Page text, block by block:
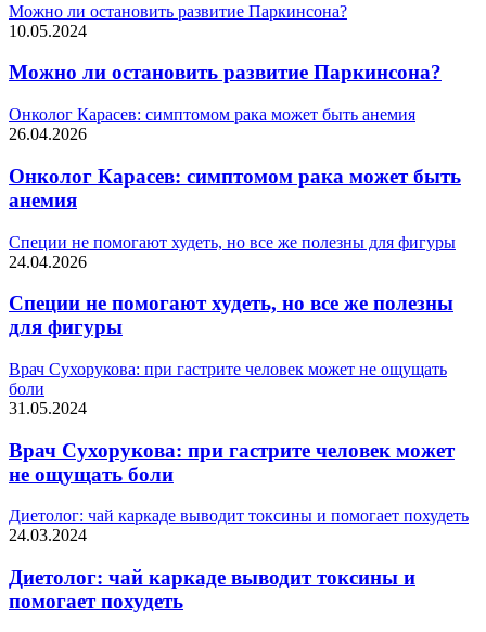
Можно ли остановить развитие Паркинсона?
10.05.2024
Можно ли остановить развитие Паркинсона?
Онколог Карасев: симптомом рака может быть анемия
26.04.2026
Онколог Карасев: симптомом рака может быть
анемия
Специи не помогают худеть, но все же полезны для фигуры
24.04.2026
Специи не помогают худеть, но все же полезны
для фигуры
Врач Сухорукова: при гастрите человек может не ощущать
боли
31.05.2024
Врач Сухорукова: при гастрите человек может
не ощущать боли
Диетолог: чай каркаде выводит токсины и помогает похудеть
24.03.2024
Диетолог: чай каркаде выводит токсины и
помогает похудеть